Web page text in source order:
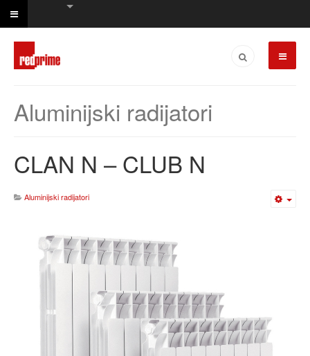
Aluminijski radijatori
CLAN N – CLUB N
Aluminijski radijatori